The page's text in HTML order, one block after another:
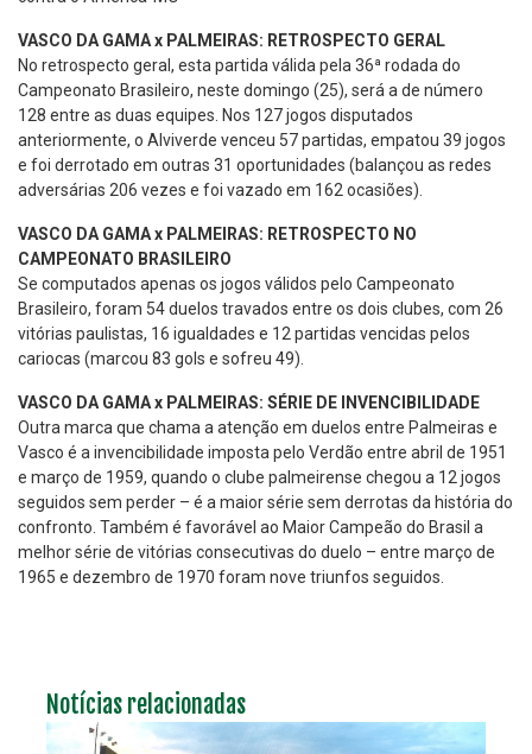
VASCO DA GAMA x PALMEIRAS: RETROSPECTO GERAL
No retrospecto geral, esta partida válida pela 36ª rodada do
Campeonato Brasileiro, neste domingo (25), será a de número
128 entre as duas equipes. Nos 127 jogos disputados
anteriormente, o Alviverde venceu 57 partidas, empatou 39 jogos
e foi derrotado em outras 31 oportunidades (balançou as redes
adversárias 206 vezes e foi vazado em 162 ocasiões).
VASCO DA GAMA x PALMEIRAS: RETROSPECTO NO
CAMPEONATO BRASILEIRO
Se computados apenas os jogos válidos pelo Campeonato
Brasileiro, foram 54 duelos travados entre os dois clubes, com 26
vitórias paulistas, 16 igualdades e 12 partidas vencidas pelos
cariocas (marcou 83 gols e sofreu 49).
VASCO DA GAMA x PALMEIRAS: SÉRIE DE INVENCIBILIDADE
Outra marca que chama a atenção em duelos entre Palmeiras e
Vasco é a invencibilidade imposta pelo Verdão entre abril de 1951
e março de 1959, quando o clube palmeirense chegou a 12 jogos
seguidos sem perder – é a maior série sem derrotas da história do
confronto. Também é favorável ao Maior Campeão do Brasil a
melhor série de vitórias consecutivas do duelo – entre março de
1965 e dezembro de 1970 foram nove triunfos seguidos.
Notícias relacionadas